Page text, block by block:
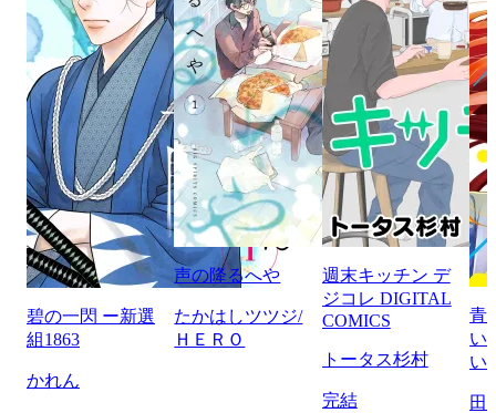
碧の一閃 ー新選
組1863
かれん
声の降るへや
たかはしツツジ/
ＨＥＲＯ
週末キッチン デ
ジコレ DIGITAL
COMICS
トータス杉村
完結
青
い
い
田